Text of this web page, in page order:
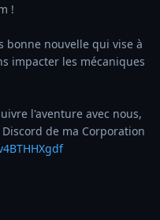
!
bonne nouvelle qui vise à
impacter les mécaniques
l'aventure avec nous,
de ma Corporation